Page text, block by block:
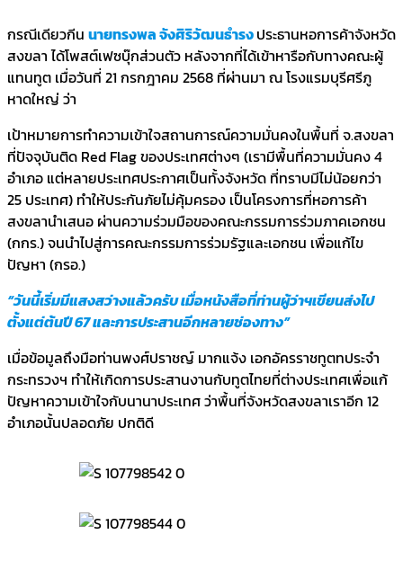
กรณีเดียวกีน นายทรงพล จังศิริวัฒนธำรงประธานหอการค้าจังหวัด
สงขลา ได้โพสต์เฟซบุ๊กส่วนตัว หลังจากที่ได้เข้าหารือกับทางคณะผู้
แทนทูต เมื่อวันที่ 21 กรกฎาคม 2568 ที่ผ่านมา ณ โรงแรมบุรีศรีภู
หาดใหญ่ ว่า
เป้าหมายการทำความเข้าใจสถานการณ์ความมั่นคงในพื้นที่ จ.สงขลา
ที่ปัจจุบันติด Red Flag ของประเทศต่างๆ (เรามีพื้นที่ความมั่นคง 4
อำเภอ แต่หลายประเทศประกาศเป็นทั้งจังหวัด ที่ทราบมีไม่น้อยกว่า
25 ประเทศ) ทำให้ประกันภัยไม่คุ้มครอง เป็นโครงการที่หอการค้า
สงขลานำเสนอ ผ่านความร่วมมือของคณะกรรมการร่วมภาคเอกชน
(กกร.) จนนำไปสู่การคณะกรรมการร่วมรัฐและเอกชน เพื่อแก้ไข
ปัญหา (กรอ.)
“วันนี้เริ่มมีแสงสว่างแล้วครับ เมื่อหนังสือที่ท่านผู้ว่าฯเขียนส่งไป
ตั้งแต่ต้นปี 67 และการประสานอีกหลายช่องทาง”
เมื่อข้อมูลถึงมือท่านพงศ์ปราชญ์ มากแจ้ง เอกอัครราชทูตทประจำ
กระทรวงฯ ทำให้เกิดการประสานงานกับทูตไทยที่ต่างประเทศเพื่อแก้
ปัญหาความเข้าใจกับนานาประเทศ ว่าพื้นที่จังหวัดสงขลาเราอีก 12
อำเภอนั้นปลอดภัย ปกติดี